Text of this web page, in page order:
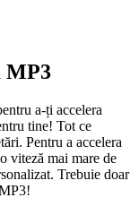
MP3
a-ți accelera
tine! Tot ce
Pentru a accelera
viteză mai mare de
Trebuie doar